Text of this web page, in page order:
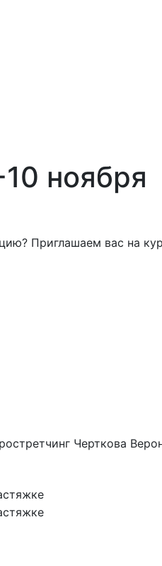
ноября
Приглашаем вас на
Черткова